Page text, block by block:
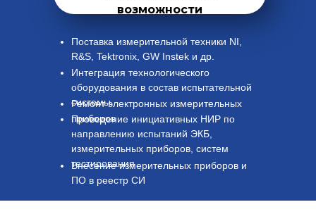
Внесение измерительных приборов и
ПО в реестр СИ
Проведение инициативных НИР по
направлению испытаний ЭКБ,
измерительных приборов, систем
тестирования
Ремонт электронных измерительных
приборов
Интеграция технологического
оборудования в состав испытательной
системы
Поставка измерительной техники NI,
R&S, Tektronix, GW Instek и др.
возможности